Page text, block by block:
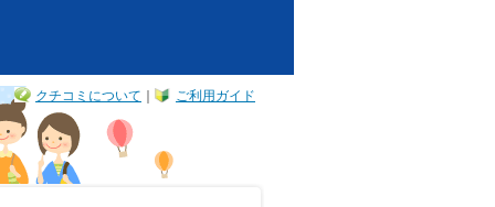
ご利用ガイド
クチコミについて